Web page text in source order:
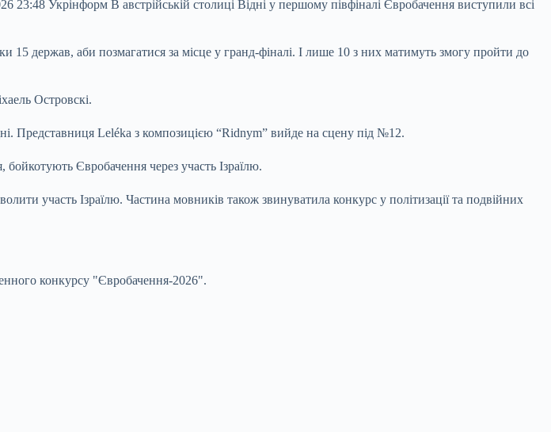
Укрінформ В австрійській столиці Відні у першому півфіналі Євробачення виступили всі
держав, аби позмагатися за місце у гранд-фіналі. І лише 10 з них матимуть змогу пройти до
Островскі.
Представниця Leléka з композицією “Ridnym” вийде на сцену під №12.
бойкотують Євробачення через участь Ізраїлю.
участь Ізраїлю. Частина мовників також звинуватила конкурс у політизації та подвійних
конкурсу "Євробачення-2026".